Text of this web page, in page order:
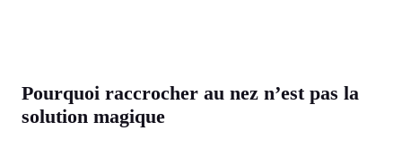
Pourquoi raccrocher au nez n’est pas la
solution magique